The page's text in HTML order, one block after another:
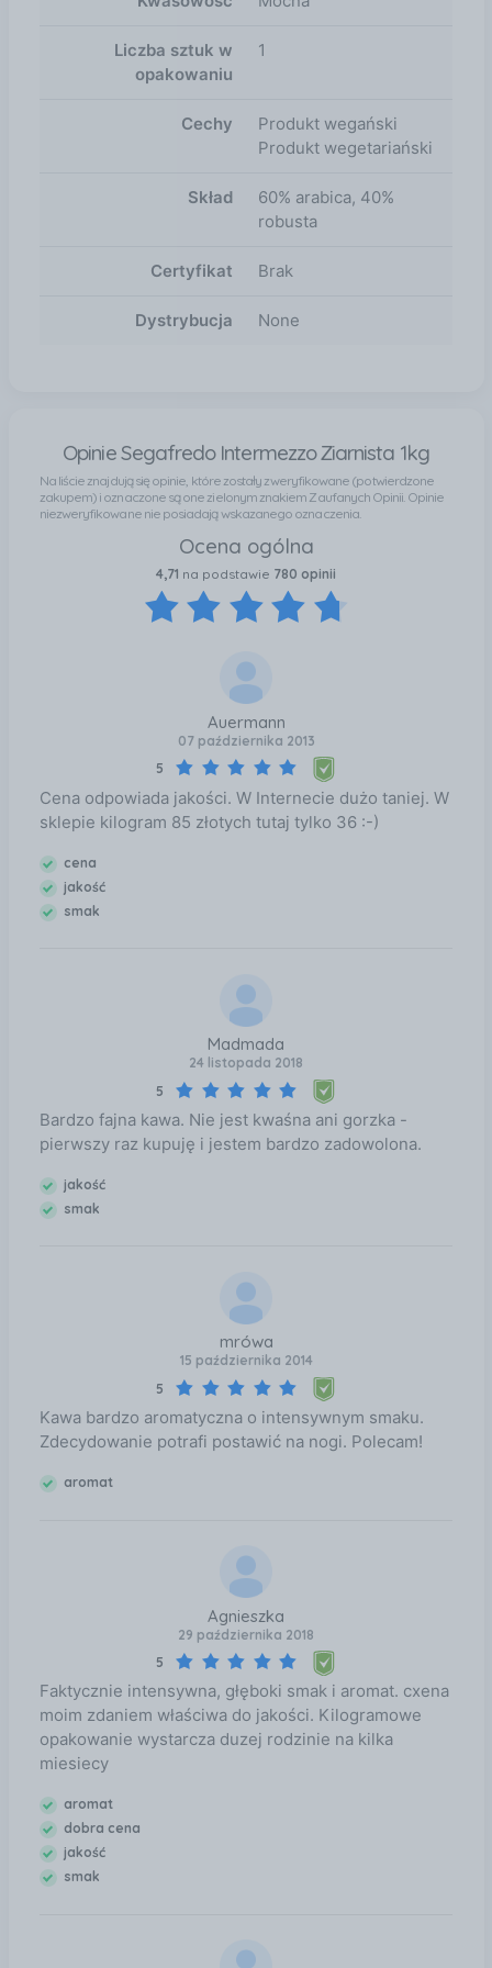
Liczba sztuk w
opakowaniu
1
Cechy
Produkt wegański
Produkt wegetariański
Skład
60% arabica, 40%
robusta
Certyfikat Brak
Dystrybucja None
Opinie Segafredo Intermezzo Ziarnista 1kg
Na liście znajdują się opinie, które zostały zweryfikowane (potwierdzone
zakupem) i oznaczone są one zielonym znakiem Zaufanych Opinii. Opinie
niezweryfikowane nie posiadają wskazanego oznaczenia.
Ocena ogólna
4,71 na podstawie 780 opinii
Auermann
07 października 2013
5
Cena odpowiada jakości. W Internecie dużo taniej. W
sklepie kilogram 85 złotych tutaj tylko 36 :-)
cena
jakość
smak
Madmada
24 listopada 2018
5
Bardzo fajna kawa. Nie jest kwaśna ani gorzka -
pierwszy raz kupuję i jestem bardzo zadowolona.
jakość
smak
mrówa
15 października 2014
5
Kawa bardzo aromatyczna o intensywnym smaku.
Zdecydowanie potrafi postawić na nogi. Polecam!
aromat
Agnieszka
29 października 2018
5
Faktycznie intensywna, głęboki smak i aromat. cxena
moim zdaniem właściwa do jakości. Kilogramowe
opakowanie wystarcza duzej rodzinie na kilka
miesiecy
aromat
dobra cena
jakość
smak